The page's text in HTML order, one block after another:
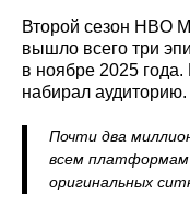
Второй сезон HBO
вышло всего три
в ноябре 2025
набирал аудиторию.
Почти два
всем
оригинальных